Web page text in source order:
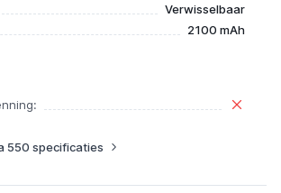
Verwisselbaar
2100 mAh
550 specificaties